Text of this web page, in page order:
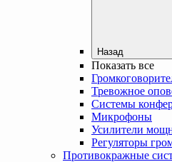
Назад
Показать все
Тревожное
Системы
Микрофоны
Усилители
Регуляторы
Противокражные